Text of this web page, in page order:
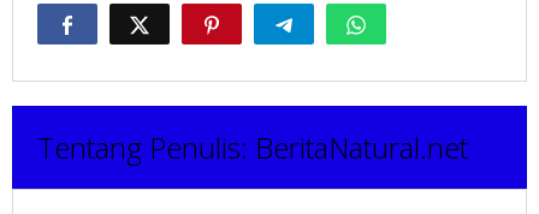
Tentang Penulis: BeritaNatural.net